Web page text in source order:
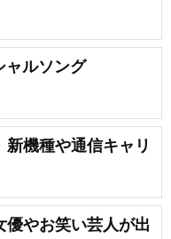
ャルソング
機種や通信キャリ
やお笑い芸人が出